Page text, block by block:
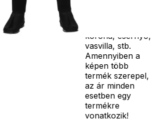
korona, esernyő,
vasvilla, stb.
Amennyiben a
képen több
termék szerepel,
az ár minden
esetben egy
termékre
vonatkozik!